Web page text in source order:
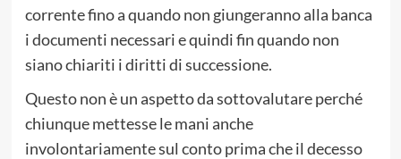
corrente fino a quando non giungeranno alla banca
i documenti necessari e quindi fin quando non
siano chiariti i diritti di successione.
Questo non è un aspetto da sottovalutare perché
chiunque mettesse le mani anche
involontariamente sul conto prima che il decesso